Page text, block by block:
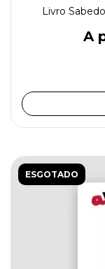
Livro
ESGOTADO